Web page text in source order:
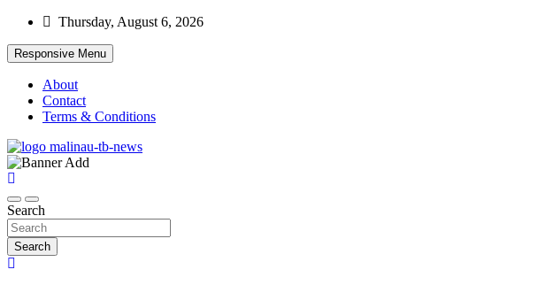
Skip
content
Thursday, August 6, 2026
Responsive Menu
About
Contact
Terms & Conditions
Pelangiresmalinau.com
Beranda Warta Bhayangkara
Search
Search